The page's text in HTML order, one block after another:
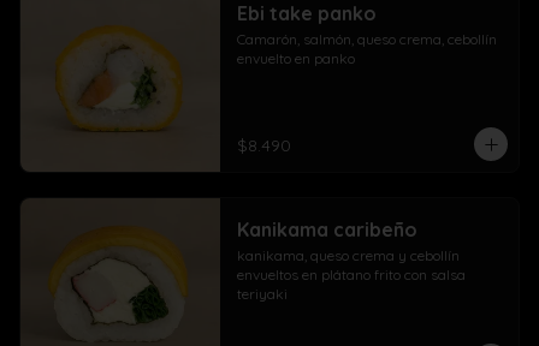
Ebi take panko
Camarón, salmón, queso crema, cebollín
envuelto en panko
$8.490
Kanikama caribeño
kanikama, queso crema y cebollín
envueltos en plátano frito con salsa
teriyaki